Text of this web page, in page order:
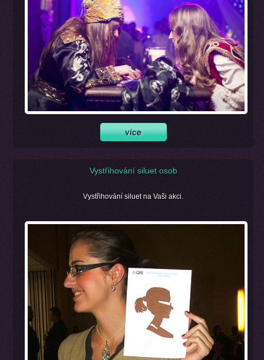
Vystřihování siluet osob
Vystřihování siluet na Vaši akci.